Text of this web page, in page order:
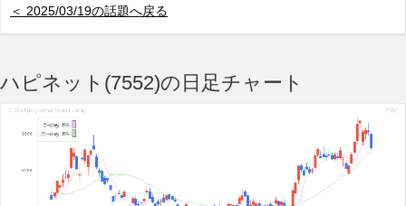
＜ 2025/03/19の話題へ戻る
ハピネット(7552)の日足チャート